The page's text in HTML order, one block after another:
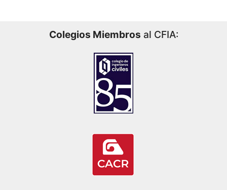
Colegios Miembros al CFIA: